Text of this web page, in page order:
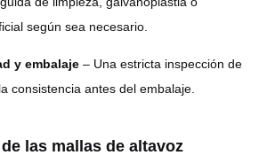
según sea necesario.
y embalaje – Una estricta inspección de
consistencia antes del embalaje.
las mallas de altavoz